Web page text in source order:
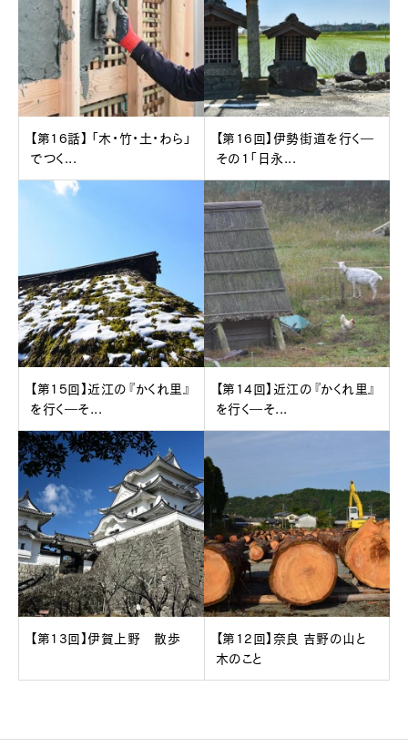
【第16話】 「木・竹・土・わら」
でつく...
【第16回】伊勢街道を行く―
その1「日永...
【第15回】近江の『かくれ里』
を行く―そ...
【第14回】近江の『かくれ里』
を行く―そ...
【第13回】伊賀上野 散歩
【第12回】奈良 吉野の山と
木のこと